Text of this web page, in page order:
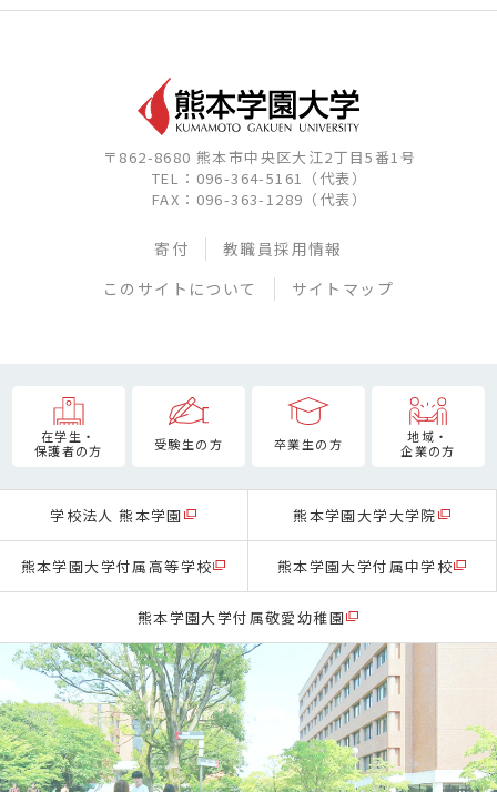
〒862-8680 熊本市中央区大江2丁目5番1号
TEL：096-364-5161（代表）
FAX：096-363-1289（代表）
寄付
教職員採用情報
このサイトについて
サイトマップ
在学生・
保護者の方
受験生の方 卒業生の方
地域・
企業の方
学校法人 熊本学園 熊本学園大学大学院
熊本学園大学付属高等学校 熊本学園大学付属中学校
熊本学園大学付属敬愛幼稚園